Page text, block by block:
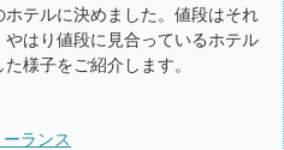
テルに決めました。値段はそれ
はり値段に見合っているホテル
様子をご紹介します。
ランス